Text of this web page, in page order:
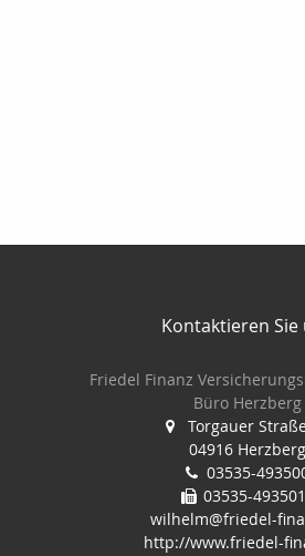
Kontaktieren Sie
Friedel Finanz
Büro Herzberg
Torgauer
04916 Herzberg
03535-
03535-
wilhelm@friedel-
http://www.friedel-